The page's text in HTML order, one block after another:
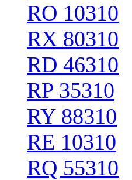
RO 10310
RX 80310
RD 46310
RP 35310
RY 88310
RE 10310
RQ 55310